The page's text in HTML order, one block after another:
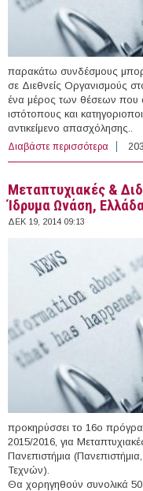
παρακάτω συνδέσμους
σε Διεθνείς Οργανισμούς
ένα μέρος των θέσεων που
ιστότοπους και
αντικείμενο απασχόλησης..
Διαβάστε περισσότερα για 46
Μεταπτυχιακές &
Ίδρυμα Ωνάση,
ΔΕΚ 19, 2014 09:13
προκηρύσσει το 16ο
2015/2016, για
Πανεπιστήμια
Τεχνών).
Θα χορηγηθούν συνολικά 50